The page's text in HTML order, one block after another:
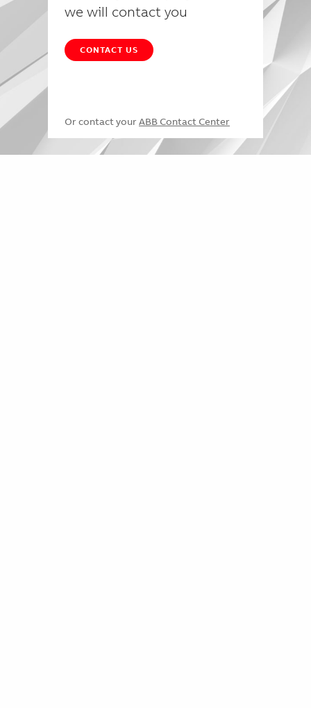
we will contact you
CONTACT US
Or contact your ABB Contact Center